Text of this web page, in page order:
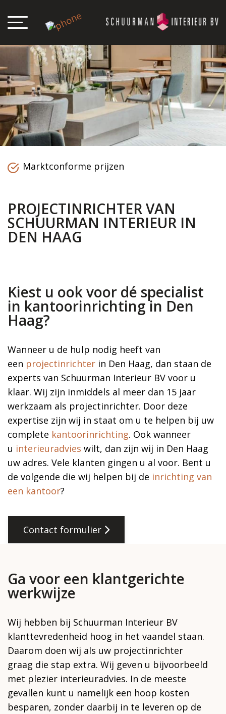
Marktconforme prijzen
PROJECTINRICHTER VAN
SCHUURMAN INTERIEUR IN
DEN HAAG
Kiest u ook voor dé specialist
in kantoorinrichting in Den
Haag?
Wanneer u de hulp nodig heeft van
een projectinrichter in Den Haag, dan staan de
experts van Schuurman Interieur BV voor u
klaar. Wij zijn inmiddels al meer dan 15 jaar
werkzaam als projectinrichter. Door deze
expertise zijn wij in staat om u te helpen bij uw
complete kantoorinrichting. Ook wanneer
u interieuradvies wilt, dan zijn wij in Den Haag
uw adres. Vele klanten gingen u al voor. Bent u
de volgende die wij helpen bij de inrichting van
een kantoor?
Contact formulier
Ga voor een klantgerichte
werkwijze
Wij hebben bij Schuurman Interieur BV
klanttevredenheid hoog in het vaandel staan.
Daarom doen wij als uw projectinrichter
graag die stap extra. Wij geven u bijvoorbeeld
met plezier interieuradvies. In de meeste
gevallen kunt u namelijk een hoop kosten
besparen, zonder daarbij in te leveren op de